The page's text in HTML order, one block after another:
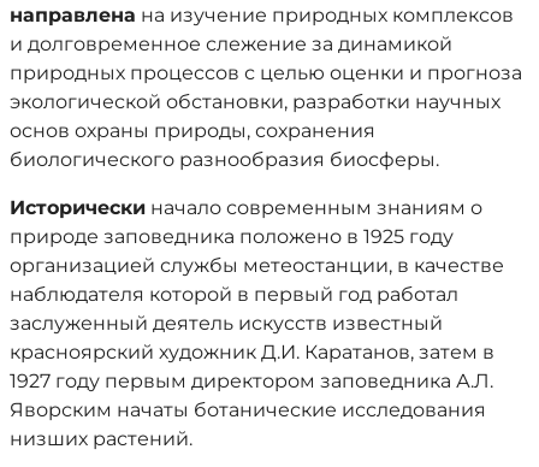
направлена на изучение природных комплексов
и долговременное слежение за динамикой
природных процессов с целью оценки и прогноза
экологической обстановки, разработки научных
основ охраны природы, сохранения
биологического разнообразия биосферы.
Исторически начало современным знаниям о
природе заповедника положено в 1925 году
организацией службы метеостанции, в качестве
наблюдателя которой в первый год работал
заслуженный деятель искусств известный
красноярский художник Д.И. Каратанов, затем в
1927 году первым директором заповедника А.Л.
Яворским начаты ботанические исследования
низших растений.